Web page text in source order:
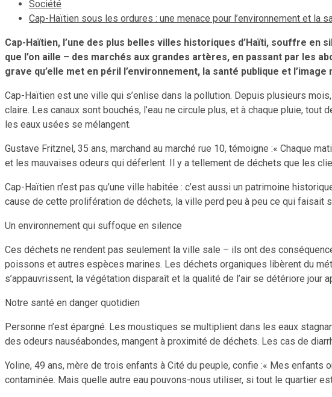
Société
Cap-Haïtien sous les ordures : une menace pour l’environnement et la
Cap-Haïtien, l’une des plus belles villes historiques d’Haïti, souffre en
que l’on aille – des marchés aux grandes artères, en passant par les
grave qu’elle met en péril l’environnement, la santé publique et l’image
Cap-Haïtien est une ville qui s’enlise dans la pollution. Depuis plusieurs
claire. Les canaux sont bouchés, l’eau ne circule plus, et à chaque pluie,
les eaux usées se mélangent.
Gustave Fritznel, 35 ans, marchand au marché rue 10, témoigne :« Chaque
et les mauvaises odeurs qui déferlent. Il y a tellement de déchets que les
Cap-Haïtien n’est pas qu’une ville habitée : c’est aussi un patrimoine
cause de cette prolifération de déchets, la ville perd peu à peu ce qui faisait
Un environnement qui suffoque en silence
Ces déchets ne rendent pas seulement la ville sale – ils ont des
poissons et autres espèces marines. Les déchets organiques libèrent du
s’appauvrissent, la végétation disparaît et la qualité de l’air se détériore jour
Notre santé en danger quotidien
Personne n’est épargné. Les moustiques se multiplient dans les eaux
des odeurs nauséabondes, mangent à proximité de déchets. Les cas de
Yoline, 49 ans, mère de trois enfants à Cité du peuple, confie :« Mes enfants
contaminée. Mais quelle autre eau pouvons-nous utiliser, si tout le quartier